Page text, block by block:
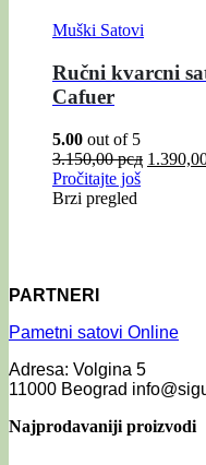
Muški Satovi
Ručni kvarcni
Cafuer
5.00 out of 5
3.150,00рсд
Pročitajte još
Brzi pregled
PARTNERI
Pametni satovi Online
Adresa: Volgina 5
11000 Beograd
Najprodavaniji proizvodi